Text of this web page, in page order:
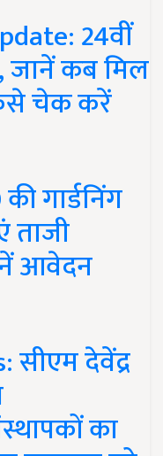
24वीं
जानें कब मिल
चेक करें
गार्डनिंग
ताजी
आवेदन
देवेंद्र
का